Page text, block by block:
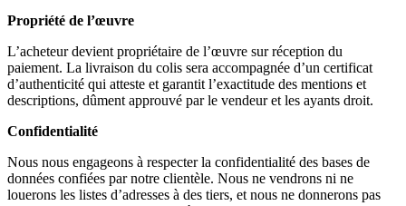
Propriété de l’œuvre
L’acheteur devient propriétaire de l’œuvre sur réception du
paiement. La livraison du colis sera accompagnée d’un certificat
d’authenticité qui atteste et garantit l’exactitude des mentions et
descriptions, dûment approuvé par le vendeur et les ayants droit.
Confidentialité
Nous nous engageons à respecter la confidentialité des bases de
données confiées par notre clientèle. Nous ne vendrons ni ne
louerons les listes d’adresses à des tiers, et nous ne donnerons pas